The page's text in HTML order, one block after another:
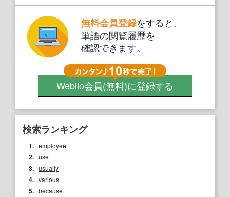
無料会員登録をすると、
単語の閲覧履歴を
確認できます。
Weblio会員(無料)に登録する
検索ランキング
1. employee
2. use
3. usually
4. various
5. because